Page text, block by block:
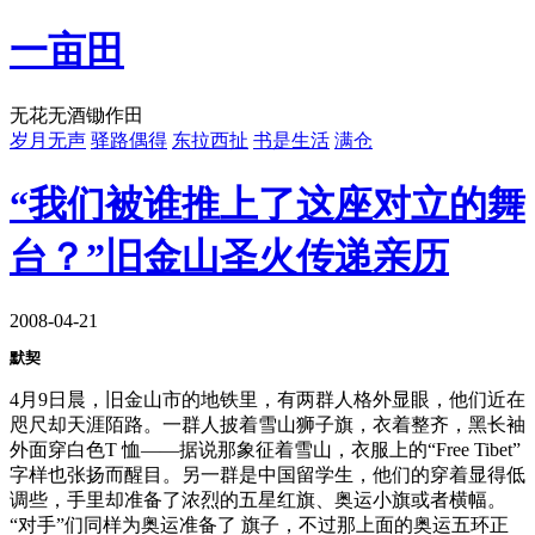
一亩田
无花无酒锄作田
岁月无声 驿路偶得 东拉西扯 书是生活 满仓
“我们被谁推上了这座对立的舞
台？”旧金山圣火传递亲历
2008-04-21
默契
4月9日晨，旧金山市的地铁里，有两群人格外显眼，他们近在
咫尺却天涯陌路。一群人披着雪山狮子旗，衣着整齐，黑长袖
外面穿白色T 恤——据说那象征着雪山，衣服上的“Free Tibet”
字样也张扬而醒目。另一群是中国留学生，他们的穿着显得低
调些，手里却准备了浓烈的五星红旗、奥运小旗或者横幅。
“对手”们同样为奥运准备了 旗子，不过那上面的奥运五环正